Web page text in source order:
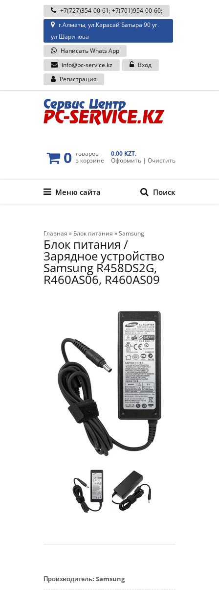
+7(727)354-00-61;+7(701)954-00-60;
г.Алматы, ул.Карасай Батыра 90 уг.
ул Шарипова
Написать Whats App
info@pc-service.kz
Вход
Регистрация
0 товаров
в корзине
0.00 KZT.
Оформить | Очистить
Меню сайта Поиск
Главная » Блок питания »Samsung
Блок питания /
Зарядное устройство
Samsung R458DS2G,
R460AS06, R460AS09
Производитель: Samsung